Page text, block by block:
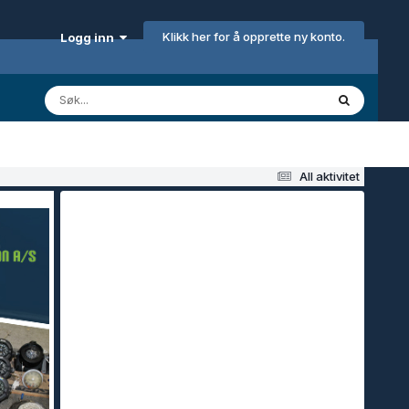
Logg inn Klikk her for å opprette ny konto.
All aktivitet